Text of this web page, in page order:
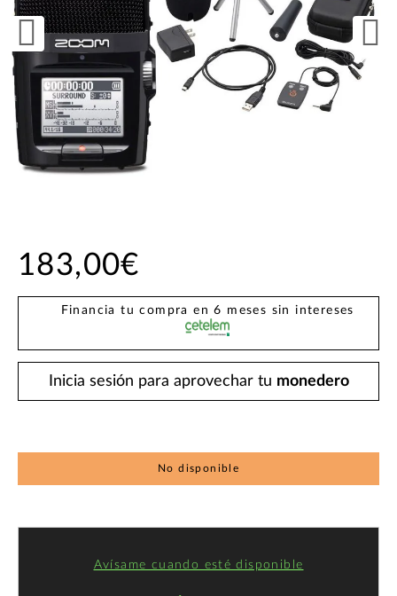
183,00€
Financia tu compra en 6 meses sin intereses
Inicia sesión para aprovechar tu monedero
No disponible
Avísame cuando esté disponible